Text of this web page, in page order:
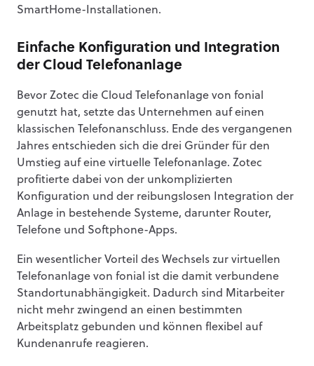
SmartHome-Installationen.
Einfache Konfiguration und Integration
der Cloud Telefonanlage
Bevor Zotec die Cloud Telefonanlage von fonial
genutzt hat, setzte das Unternehmen auf einen
klassischen Telefonanschluss. Ende des vergangenen
Jahres entschieden sich die drei Gründer für den
Umstieg auf eine virtuelle Telefonanlage. Zotec
profitierte dabei von der unkomplizierten
Konfiguration und der reibungslosen Integration der
Anlage in bestehende Systeme, darunter Router,
Telefone und Softphone-Apps.
Ein wesentlicher Vorteil des Wechsels zur virtuellen
Telefonanlage von fonial ist die damit verbundene
Standortunabhängigkeit. Dadurch sind Mitarbeiter
nicht mehr zwingend an einen bestimmten
Arbeitsplatz gebunden und können flexibel auf
Kundenanrufe reagieren.